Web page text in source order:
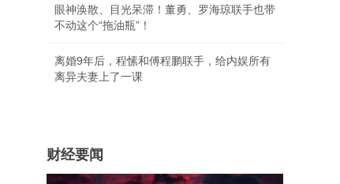
眼神涣散、目光呆滞！董勇、罗海琼联手也带
不动这个“拖油瓶”！
离婚9年后，程愫和傅程鹏联手，给内娱所有
离异夫妻上了一课
财经要闻